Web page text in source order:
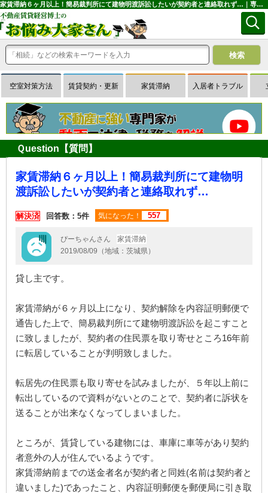
家賃滞納６ヶ月以上！簡易裁判所にて建物明渡訴訟したいが契約者と連絡取れず…｜専門家に無料相談できる賃貸経営Ｑ＆Ａサイトはお悩み大家さん
空室対策方法 賃貸契約・更新 家賃滞納 入居者トラブル
Ｑuestion【質問】
家賃滞納６ヶ月以上！簡易裁判所にて建物明
渡訴訟したいが契約者と連絡取れず…
解決済 回答数：5件 気になった！ 557
ぴーちゃんさん
家賃滞納
2019/08/09（地域：茨城県）
貸し主です。
家賃滞納が６ヶ月以上になり、契約解除を内容証明郵便で
通告した上で、簡易裁判所にて建物明渡訴訟を起こすこと
に致しましたが、契約者の住民票を取り寄せところ16年前
に転居していることが判明致しました。
転居先の住民票も取り寄せを試みましたが、５年以上前に
転出しているので資料がないとのことで、契約者に訴状を
送ることが出来なくなってしまいました。
ところが、賃貸している建物には、車庫に車等があり契約
者意外の人が住んでいるようです。
家賃滞納前までの送金者名が契約者と同姓(名前は契約者と
違いました)であったこと、内容証明郵便を郵便局に引き取